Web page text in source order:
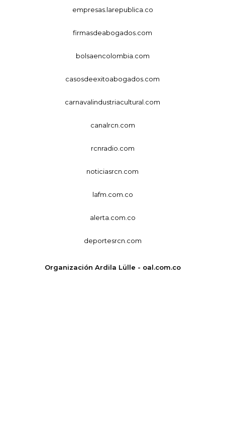
empresas.larepublica.co
firmasdeabogados.com
bolsaencolombia.com
casosdeexitoabogados.com
carnavalindustriacultural.com
canalrcn.com
rcnradio.com
noticiasrcn.com
lafm.com.co
alerta.com.co
deportesrcn.com
Organización Ardila Lülle - oal.com.co